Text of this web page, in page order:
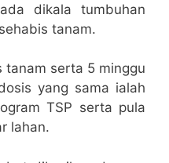
dikala tumbuhan
tanam.
tanam serta 5 minggu
yang sama ialah
TSP serta pula
lahan.